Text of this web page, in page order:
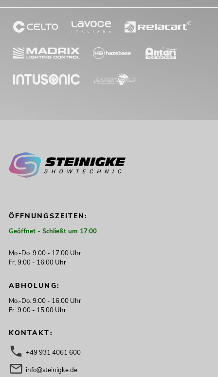
ÖFFNUNGSZEITEN:
Geöffnet - Schließt um 17:00
Mo.-Do. 9:00 - 17:00 Uhr
Fr. 9:00 - 16:00 Uhr
ABHOLUNG:
Mo.-Do. 9:00 - 16:00 Uhr
Fr. 9:00 - 15:00 Uhr
KONTAKT:
+49 931 4061 600
info@steinigke.de